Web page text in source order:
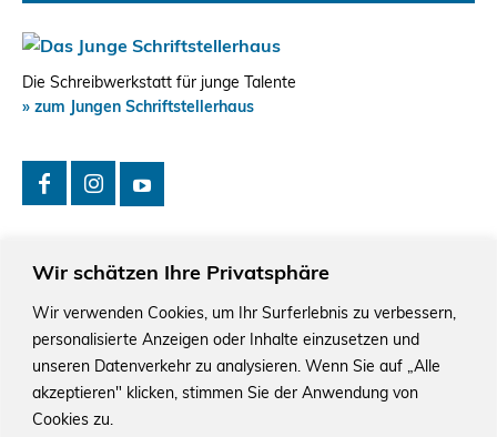
Wir schätzen Ihre Privatsphäre
Wir verwenden Cookies, um Ihr Surferlebnis zu verbessern,
personalisierte Anzeigen oder Inhalte einzusetzen und
unseren Datenverkehr zu analysieren. Wenn Sie auf „Alle
akzeptieren" klicken, stimmen Sie der Anwendung von
Cookies zu.
Die Schreibwerkstatt für junge Talente
» zum Jungen Schriftstellerhaus
Das Schriftstellerhaus ist ein beliebter Treffpunkt für
Autorinnen und Autoren aus Stuttgart und der Region sowie
ein Veranstaltungsort für Lesungen, Tagungen und
Schreibwerkstätten.